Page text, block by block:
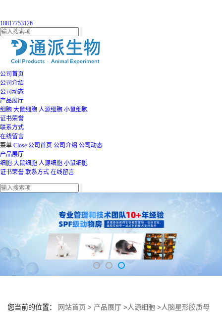
18817753126
公司首页
公司介绍
公司动态
产品展厅
细胞 大鼠细胞 人源细胞 小鼠细胞
证书荣誉
联系方式
在线留言
菜单 Close 公司首页 公司介绍 公司动态
产品展厅
细胞 大鼠细胞 人源细胞 小鼠细胞
证书荣誉 联系方式 在线留言
您当前的位置： 网站首页 > 产品展厅 >人源细胞 >人脑星形胶质母